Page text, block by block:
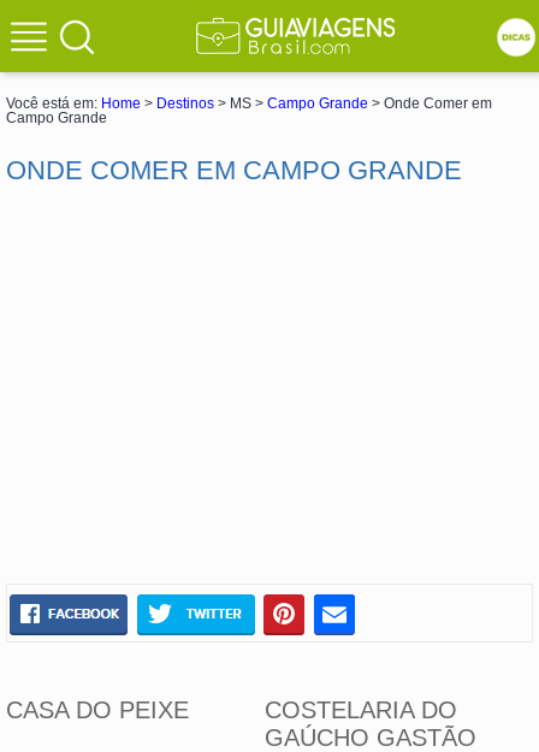
Você está em: Home > Destinos > MS > Campo Grande > Onde Comer em
Campo Grande
ONDE COMER EM CAMPO GRANDE
CASA DO PEIXE
COSTELARIA DO
GAÚCHO GASTÃO